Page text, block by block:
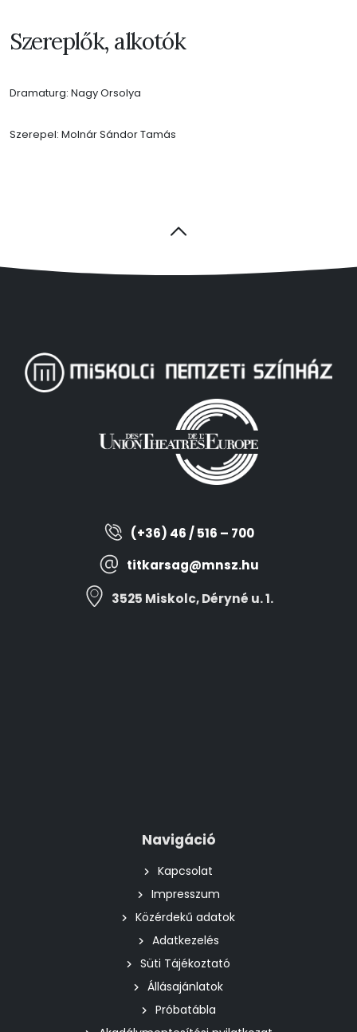
Szereplők, alkotók
Dramaturg: Nagy Orsolya
Szerepel: Molnár Sándor Tamás
(+36) 46 / 516 – 700
titkarsag@mnsz.hu
3525 Miskolc, Déryné u. 1.
Navigáció
Kapcsolat
Impresszum
Közérdekű adatok
Adatkezelés
Süti Tájékoztató
Állásajánlatok
Próbatábla